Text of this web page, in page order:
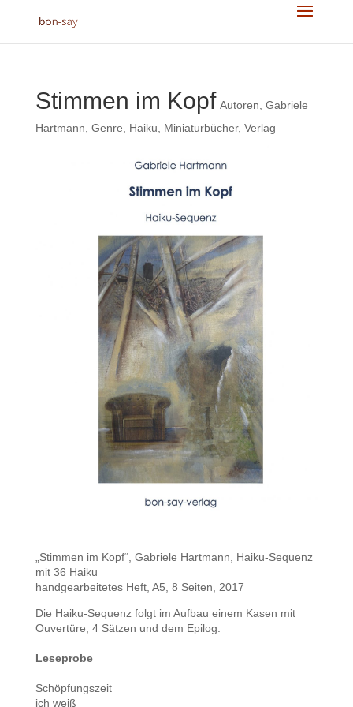
Stimmen im Kopf Autoren Gabriele
Hartmann Genre Haiku Miniaturbücher, Verlag
„Stimmen im Kopf“, Gabriele Hartmann, Haiku-Sequenz
mit 36 Haiku
handgearbeitetes Heft, A5, 8 Seiten, 2017
Die Haiku-Sequenz folgt im Aufbau einem Kasen mit
Ouvertüre, 4 Sätzen und dem Epilog.
Leseprobe
Schöpfungszeit
ich weiß